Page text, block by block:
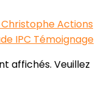
Actions
IPC Témoignage
affichés. Veuillez